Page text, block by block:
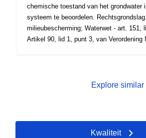
chemische toestand van het grondwater
systeem te beoordelen.
milieubescherming; Waterwet - art. 151,
Artikel 90, lid 1, punt 3, van
Explore similar
Kwaliteit